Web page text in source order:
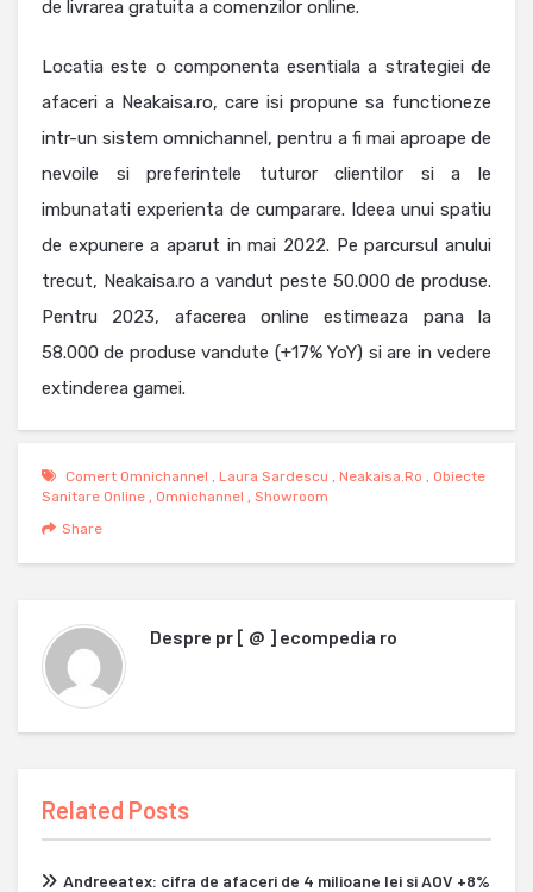
de livrarea gratuita a comenzilor online.
Locatia este o componenta esentiala a strategiei de
afaceri a Neakaisa.ro, care isi propune sa functioneze
intr-un sistem omnichannel, pentru a fi mai aproape de
nevoile si preferintele tuturor clientilor si a le
imbunatati experienta de cumparare. Ideea unui spatiu
de expunere a aparut in mai 2022. Pe parcursul anului
trecut, Neakaisa.ro a vandut peste 50.000 de produse.
Pentru 2023, afacerea online estimeaza pana la
58.000 de produse vandute (+17% YoY) si are in vedere
extinderea gamei.
Comert Omnichannel , Laura Sardescu , Neakaisa.ro , Obiecte
Sanitare Online , Omnichannel , Showroom
Share
Despre pr [ @ ] ecompedia ro
Related Posts
Andreeatex: cifra de afaceri de 4 milioane lei si AOV +8%